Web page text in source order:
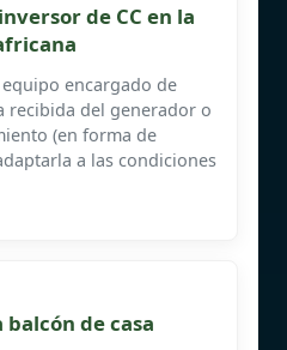
de CC en la
equipo encargado de
recibida del generador o
(en forma de
a las condiciones
de casa